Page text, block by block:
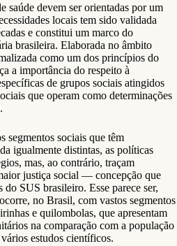
saúde devem ser orientadas por um
locais tem sido validada
e constitui um marco do
brasileira. Elaborada no âmbito
como um dos princípios do
a importância do respeito à
de grupos sociais atingidos
que operam como determinações
segmentos sociais que têm
igualmente distintas, as políticas
mas, ao contrário, traçam
justiça social — concepção que
SUS brasileiro. Esse parece ser,
no Brasil, com vastos segmentos
e quilombolas, que apresentam
na comparação com a população
estudos científicos.